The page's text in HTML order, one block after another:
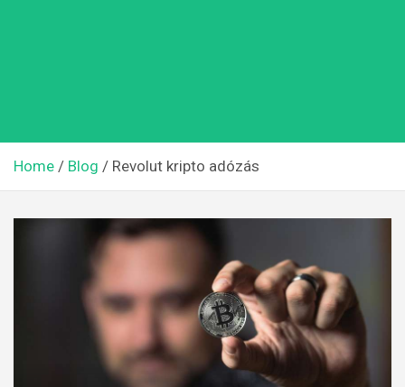
Home Blog Revolut kripto adózás